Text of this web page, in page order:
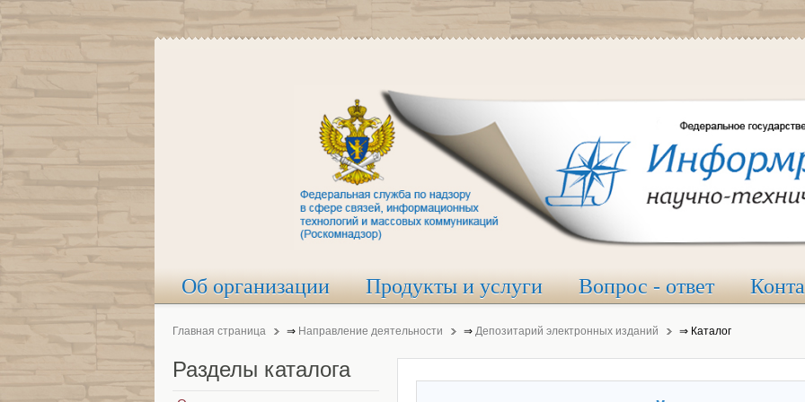
Об организации Продукты и услуги Вопрос - ответ
Главная страница ⇒ Направление деятельности ⇒ Депозитарий электронных изданий ⇒ Каталог
Разделы каталога